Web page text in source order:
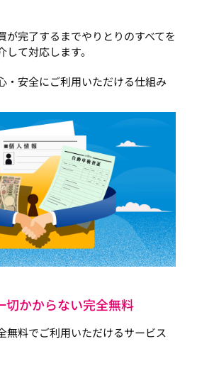
が完了するまでやりとりのすべてを
て対応します。
・安全にご利用いただける仕組み
切かからない完全無料
無料でご利用いただけるサービス